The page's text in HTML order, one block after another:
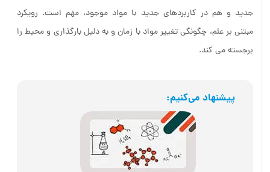
جدید و هم در کاربردهای جدید با مواد موجود، مهم است. رویکرد
مبتنی بر علم، چگونگی تغییر مواد با زمان و به دلیل بارگذاری و محیط را
برجسته می کند.
پیشنهاد می‌کنیم: